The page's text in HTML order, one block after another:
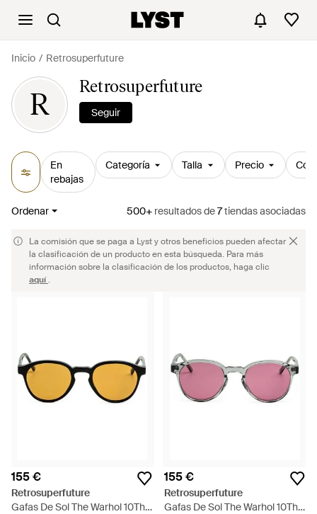
Inicio Retrosuperfuture
R
Retrosuperfuture
Seguir
En
rebajas
Categoría Talla Precio
Ordenar 500+ resultadosde7tiendas asociadas
La comisión que se paga a Lyst y otros beneficios pueden afectar
la clasificación de un producto en esta búsqueda. Para más
información sobre la clasificación de los productos, haga clic
aquí.
155 €
Retrosuperfuture
Gafas De Sol The Warhol 10Th
155 €
Retrosuperfuture
Gafas De Sol The Warhol 10Th